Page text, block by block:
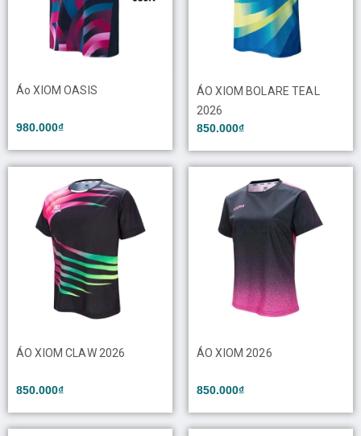
Áo XIOM OASIS
980.000₫
ÁO XIOM BOLARE TEAL
2026
850.000₫
ÁO XIOM CLAW 2026
850.000₫
ÁO XIOM 2026
850.000₫